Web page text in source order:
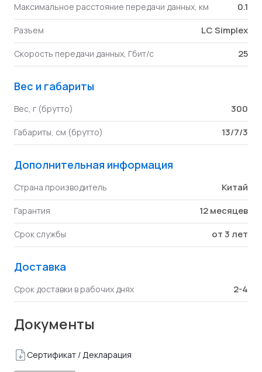
Максимальное расстояние передачи данных, км 0.1
Разъем LC Simplex
Скорость передачи данных, Гбит/с 25
Вес и габариты
Вес, г (брутто) 300
Габариты, см (брутто) 13/7/3
Дополнительная информация
Страна производитель Китай
Гарантия 12 месяцев
Срок службы от 3 лет
Доставка
Срок доставки в рабочих днях 2-4
Документы
Сертификат / Декларация